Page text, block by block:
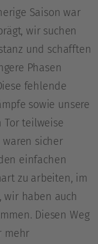
Saison war
wir suchen
und schafften
Phasen
fehlende
sowie unsere
Tor teilweise
waren sicher
einfachen
zu arbeiten, im
wir haben auch
Diesen Weg
mehr